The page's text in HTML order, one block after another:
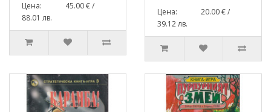
Цена: 45.00 € /
88.01 лв.
Цена: 20.00 € /
39.12 лв.